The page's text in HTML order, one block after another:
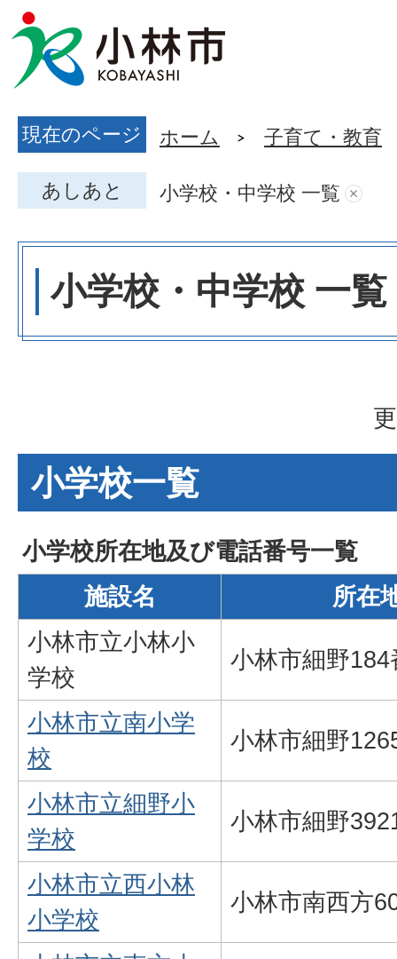
現在のページ ホーム 子育て・教育
あしあと 小学校・中学校 一覧
小学校・中学校 一覧
小学校一覧
小学校所在地及び電話番号一覧
施設名
所在
小林市立小林小
学校
小林市細野184
小林市立南小学
校
小林市細野
小林市立細野小
学校
小林市細野
小林市立西小林
小学校
小林市南西方